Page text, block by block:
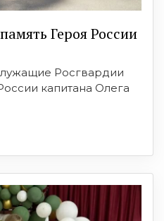
Героя России
Росгвардии
капитана Олега